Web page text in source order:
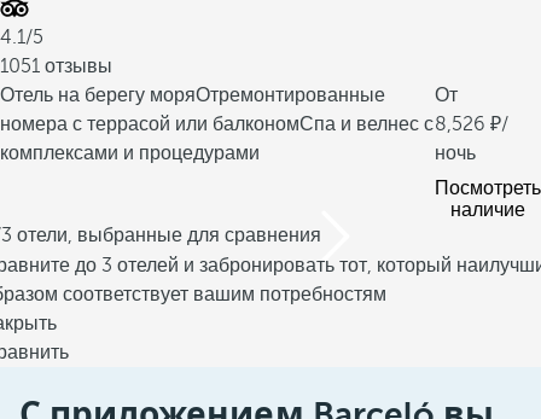
4.1/5
1051 отзывы
Отель на берегу моряОтремонтированные
номера с террасой или балкономСпа и велнес с
комплексами и процедурами
От
8,526
/
ночь
Посмотреть
наличие
отели, выбранные для сравнения
до 3 отелей и забронировать тот, который
соответствует вашим потребностям